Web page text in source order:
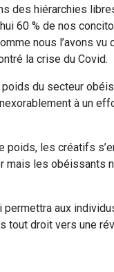
des hiérarchies
60 % de nos
nous l’avons vu
la crise du Covid.
du secteur
à un
poids, les créatifs
les obéissants
aux
tout droit vers une